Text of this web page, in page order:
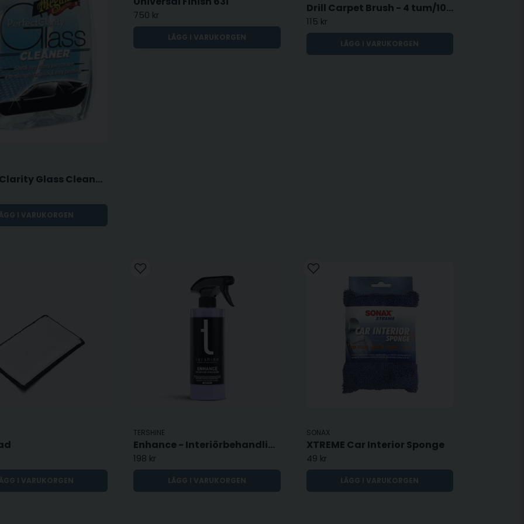
Perfect Clarity Glass Cleaner - 709ml
I VARUKORGEN
750 kr
LÄGG I VARUKORGEN
Drill Carpet Brush - 4 tum/100mm
115 kr
LÄGG I VARUKORGEN
I VARUKORGEN
TERSHINE
Enhance - Interiörbehandling 500 ml
198 kr
LÄGG I VARUKORGEN
SONAX
XTREME Car Interior Sponge
49 kr
LÄGG I VARUKORGEN